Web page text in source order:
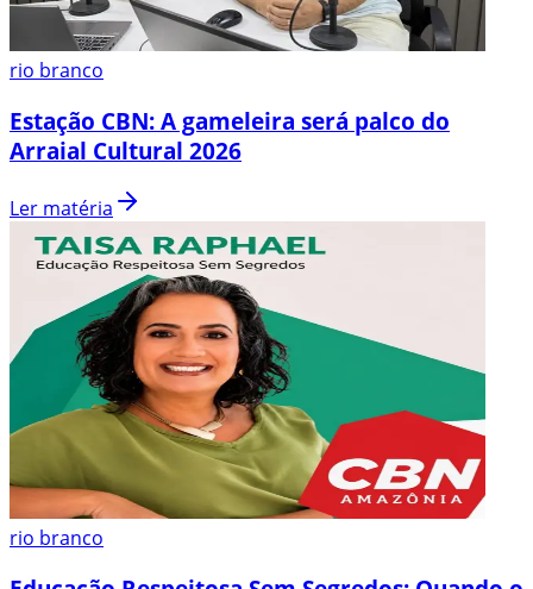
rio branco
Estação CBN: A gameleira será palco do
Arraial Cultural 2026
Ler matéria
rio branco